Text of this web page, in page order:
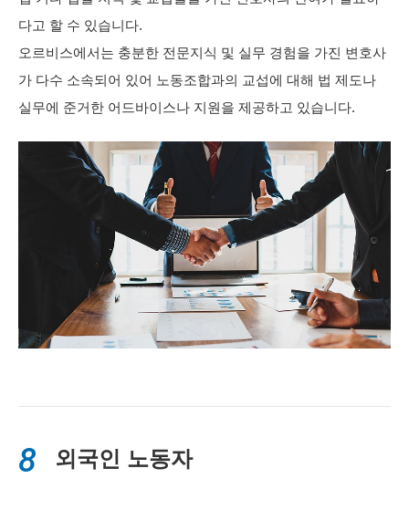
다고 할 수 있습니다.
오르비스에서는 충분한 전문지식 및 실무 경험을 가진 변호사
가 다수 소속되어 있어 노동조합과의 교섭에 대해 법 제도나
실무에 준거한 어드바이스나 지원을 제공하고 있습니다.
8 외국인 노동자